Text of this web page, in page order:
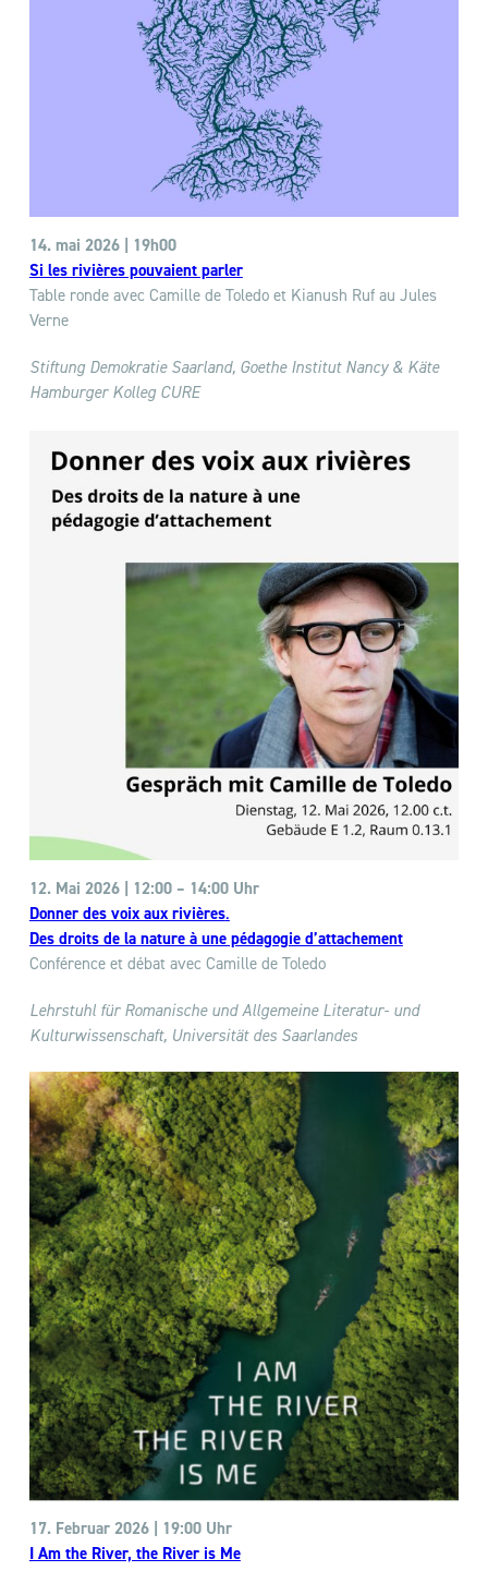
14. mai 2026 | 19h00
Si les rivières pouvaient parler
Table ronde avec Camille de Toledo et Kianush Ruf au Jules
Verne
Stiftung Demokratie Saarland, Goethe Institut Nancy & Käte
Hamburger Kolleg CURE
12. Mai 2026 | 12:00 – 14:00 Uhr
Donner des voix aux rivières.
Des droits de la nature à une pédagogie d’attachement
Conférence et débat avec Camille de Toledo
Lehrstuhl für Romanische und Allgemeine Literatur- und
Kulturwissenschaft, Universität des Saarlandes
17. Februar 2026 | 19:00 Uhr
I Am the River, the River is Me